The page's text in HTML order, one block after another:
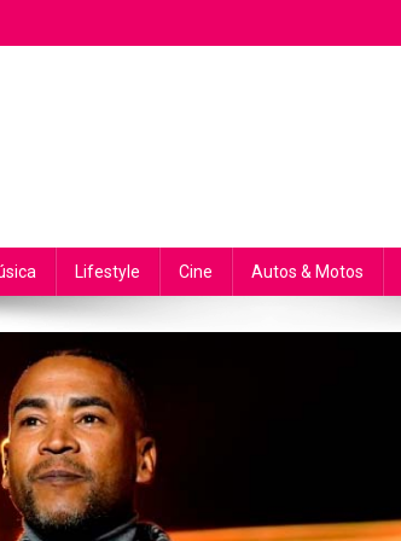
Lifestyle Cine Autos & Motos